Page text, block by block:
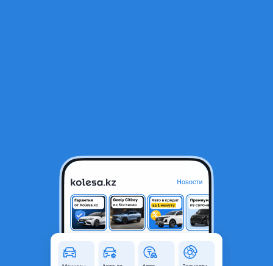
Toyota Camry 2011 года